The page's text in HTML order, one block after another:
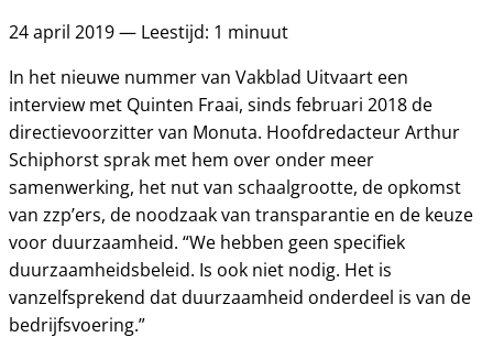
24 april 2019 — Leestijd: 1 minuut
In het nieuwe nummer van Vakblad Uitvaart een
interview met Quinten Fraai, sinds februari 2018 de
directievoorzitter van Monuta. Hoofdredacteur Arthur
Schiphorst sprak met hem over onder meer
samenwerking, het nut van schaalgrootte, de opkomst
van zzp’ers, de noodzaak van transparantie en de keuze
voor duurzaamheid. “We hebben geen specifiek
duurzaamheidsbeleid. Is ook niet nodig. Het is
vanzelfsprekend dat duurzaamheid onderdeel is van de
bedrijfsvoering.”